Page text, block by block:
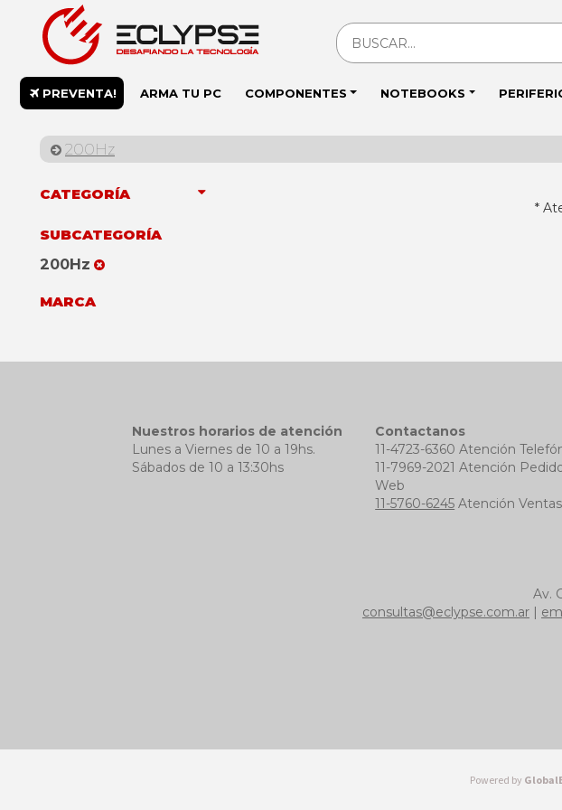
PREVENTA! ARMA TU PC COMPONENTES NOTEBOOKS
200Hz
CATEGORÍA
SUBCATEGORÍA
200Hz
MARCA
*
Nuestros horarios de atención
Lunes a Viernes de 10 a 19hs.
Sábados de 10 a 13:30hs
Contactanos
11-4723-6360 Atención
11-7969-2021 Atención
Web
11-5760-6245 Atención Ventas
Av.
consultas@eclypse.com.ar |
Powered by